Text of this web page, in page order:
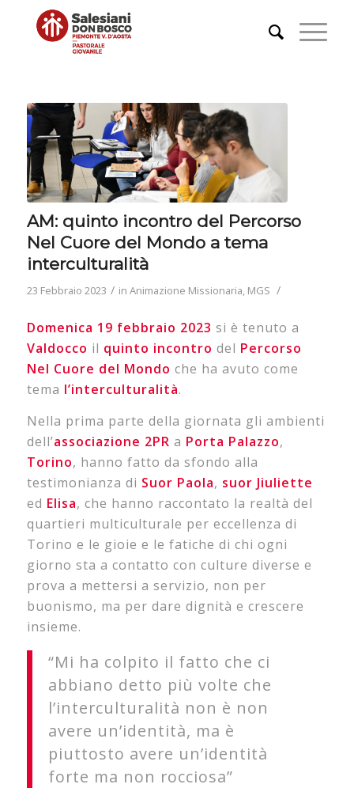
AM: quinto incontro del Percorso
Nel Cuore del Mondo a tema
interculturalità
23 Febbraio 2023 / in Animazione Missionaria, MGS /
Domenica 19 febbraio 2023 si è tenuto a
Valdocco il quinto incontro del Percorso
Nel Cuore del Mondo che ha avuto come
tema l’interculturalità.
Nella prima parte della giornata gli ambienti
dell’associazione 2PR a Porta Palazzo,
Torino, hanno fatto da sfondo alla
testimonianza di Suor Paola, suor Jiuliette
ed Elisa, che hanno raccontato la realtà del
quartieri multiculturale per eccellenza di
Torino e le gioie e le fatiche di chi ogni
giorno sta a contatto con culture diverse e
prova a mettersi a servizio, non per
buonismo, ma per dare dignità e crescere
insieme.
“Mi ha colpito il fatto che ci
abbiano detto più volte che
l’interculturalità non è non
avere un’identità, ma è
piuttosto avere un’identità
forte ma non rocciosa”